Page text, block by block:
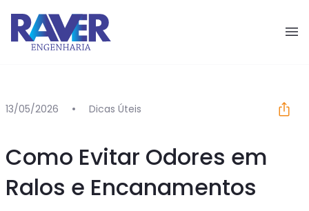
13/05/2026 Dicas Úteis
Como Evitar Odores em
Ralos e Encanamentos